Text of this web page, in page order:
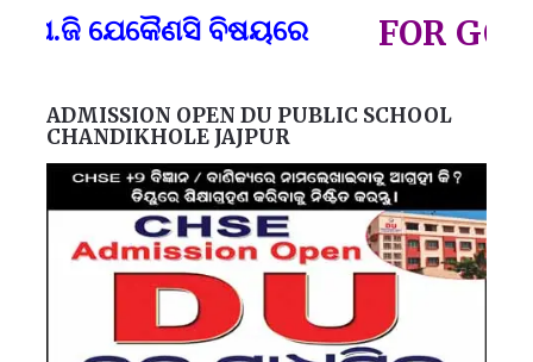
ଯେକୈଣସି ବିଷୟରେ FOR GOVT
ADMISSION OPEN DU PUBLIC SCHOOL
CHANDIKHOLE JAJPUR